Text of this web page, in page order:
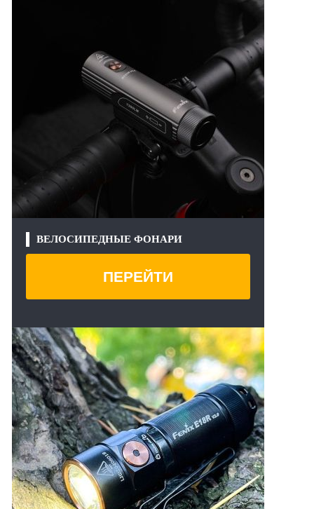
ВЕЛОСИПЕДНЫЕ ФОНАРИ
ПЕРЕЙТИ